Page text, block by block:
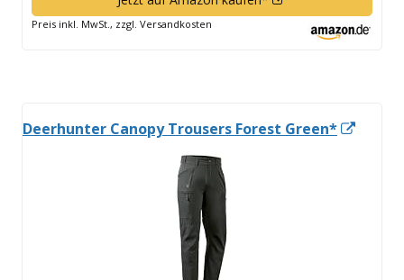
neuem
Fenster
Preis inkl. MwSt., zzgl. Versandkosten
Deerhunter Canopy Trousers Forest Green*